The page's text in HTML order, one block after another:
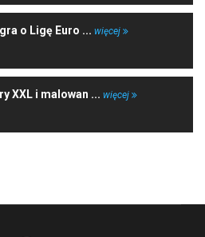
o Ligę Euro ... więcej
XXL i malowan ... więcej